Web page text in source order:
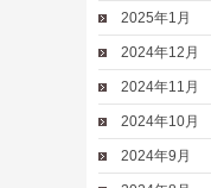
2025年1月
2024年12月
2024年11月
2024年10月
2024年9月